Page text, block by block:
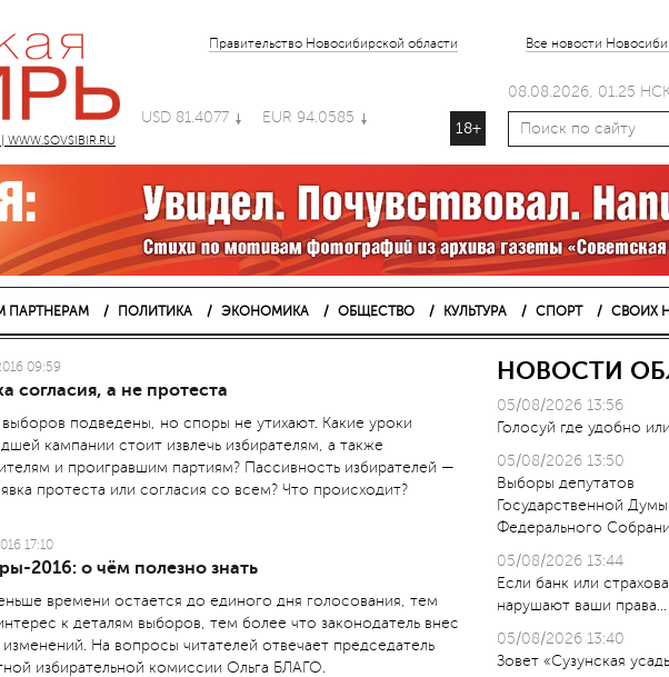
Правительство Новосибирской области Все новости
USD 81.4077 EUR 94.0585
18+
08.08.2026, 01.25
ПАРТНЕРАМ ПОЛИТИКА ЭКОНОМИКА ОБЩЕСТВО КУЛЬТУРА СПОРТ СВОИХ
09:59
согласия, а не протеста
подведены, но споры не утихают. Какие уроки
кампании стоит извлечь избирателям, а также
и проигравшим партиям? Пассивность избирателей —
протеста или согласия со всем? Что происходит?
17:10
2016: о чём полезно знать
времени остается до единого дня голосования, тем
к деталям выборов, тем более что законодатель внес
На вопросы читателей отвечает председатель
избирательной комиссии Ольга БЛАГО.
НОВОСТИ
05/08/2026 13:56
Голосуй где удобно
05/08/2026 13:50
Выборы депутатов
Государственной Думы
Федерального
05/08/2026 13:44
Если банк или
нарушают ваши права…
05/08/2026 13:40
Зовет «Сузунская